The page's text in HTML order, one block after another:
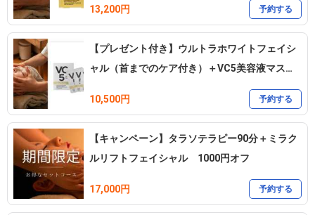
ご予約は余裕を持ってお受けしておりますので、システム上ご予約
を頂けない場合でも、直接お問い合わせ頂ければご案内が可能の事
も御座います。
システムからご予約を頂いた場合は、サロンから承認のメールが送
信されたら、ご予約が確約となります。
○キャンセルに関して
日程の変更、キャンセルに関しましては、2日前までにLINE、お電話
にてご連絡下さい。
13,200円
予約する
【プレゼント付き】ウルトラホワイトフェイシ
ャル（首までのケア付き）＋VC5美容液マスク
10,500円
予約する
【キャンペーン】タラソテラピー90分＋ミラク
ルリフトフェイシャル 1000円オフ
17,000円 予約する